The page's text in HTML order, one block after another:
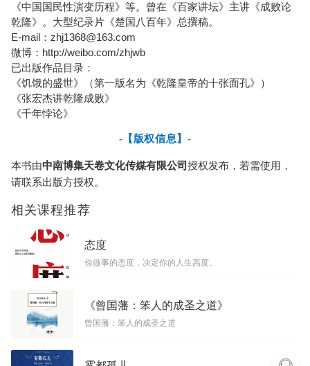
《中国国民性演变历程》等。曾在《百家讲坛》主讲《成败论
乾隆》。大型纪录片《楚国八百年》总撰稿。
E-mail：zhj1368@163.com
微博：http://weibo.com/zhjwb
已出版作品目录：
《饥饿的盛世》（第一版名为《乾隆皇帝的十张面孔》）
《张宏杰讲乾隆成败》
《千年悖论》
-【版权信息】-
本书由中南博集天卷文化传媒有限公司授权发布，若需使用，
请联系出版方授权。
相关课程推荐
态度
你做事的态度，决定你的人生高度。
《曾国藩：笨人的成圣之道》
曾国藩：笨人的成圣之道